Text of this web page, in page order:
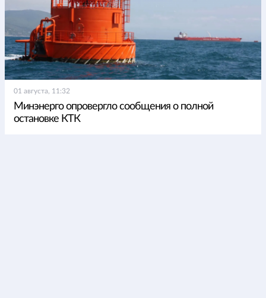
01 августа, 11:32
Минэнерго опровергло сообщения о полной
остановке КТК